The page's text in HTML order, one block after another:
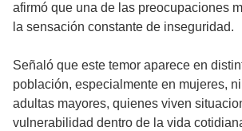
afirmó que una de las preocupaciones
la sensación constante de inseguridad.
Señaló que este temor aparece en
población, especialmente en mujeres,
adultas mayores, quienes viven
vulnerabilidad dentro de la vida